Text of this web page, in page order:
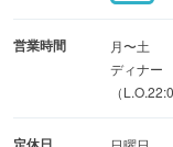
営業時間
月〜土
ディナー
（